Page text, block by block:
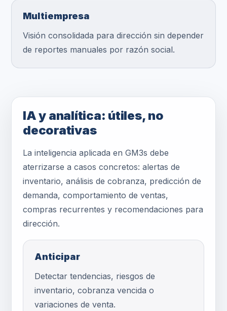
Multiempresa
Visión consolidada para dirección sin depender
de reportes manuales por razón social.
IA y analítica: útiles, no
decorativas
La inteligencia aplicada en GM3s debe
aterrizarse a casos concretos: alertas de
inventario, análisis de cobranza, predicción de
demanda, comportamiento de ventas,
compras recurrentes y recomendaciones para
dirección.
Anticipar
Detectar tendencias, riesgos de
inventario, cobranza vencida o
variaciones de venta.